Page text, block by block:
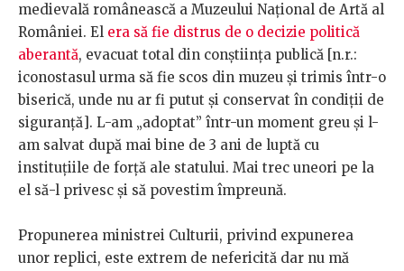
medievală românească a Muzeului Național de Artă al
României. El era să fie distrus de o decizie politică
aberantă, evacuat total din conștiința publică [n.r.:
iconostasul urma să fie scos din muzeu și trimis într-o
biserică, unde nu ar fi putut și conservat în condiții de
siguranță]. L-am „adoptat” într-un moment greu și l-
am salvat după mai bine de 3 ani de luptă cu
instituțiile de forță ale statului. Mai trec uneori pe la
el să-l privesc și să povestim împreună.
Propunerea ministrei Culturii, privind expunerea
unor replici, este extrem de nefericită dar nu mă